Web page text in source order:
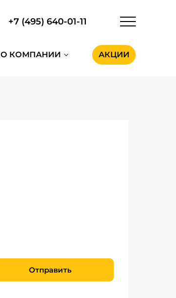
+7 (495) 640-01-11
О КОМПАНИИ АКЦИИ
Отправить